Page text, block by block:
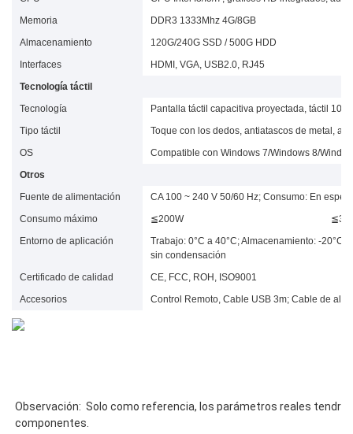
Memoria
DDR3 1333Mhz 4G/8GB
Almacenamiento
120G/240G SSD / 500G HDD
Interfaces
HDMI, VGA, USB2.0, RJ45
Tecnología táctil
Tecnología
Pantalla táctil capacitiva proyectada, táctil 10/
Tipo táctil
Toque con los dedos, antiatascos de metal,
OS
Compatible con Windows 7/Windows 8/
Otros
Fuente de alimentación
CA 100 ~ 240 V 50/60 Hz; Consumo: En
Consumo máximo
≦200W
Entorno de aplicación
Trabajo: 0°C a 40°C; Almacenamiento: -20°C
sin condensación
Certificado de calidad
CE, FCC, ROH, ISO9001
Accesorios
Control Remoto, Cable USB 3m; Cable de
Observación:  Solo como referencia, los parámetros reales